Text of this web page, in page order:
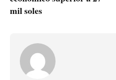
mil soles